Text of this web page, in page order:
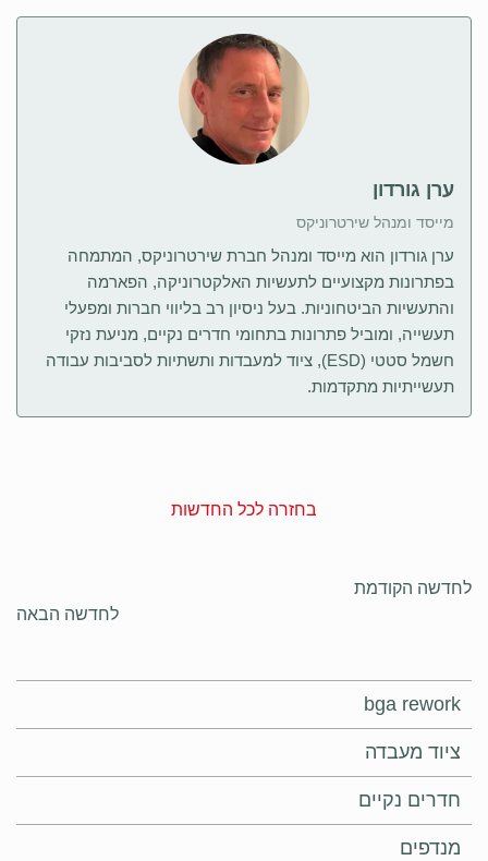
bga rework
ציוד מעבדה
חדרים נקיים
מנדפים
ערן גורדון
מייסד ומנהל שירטרוניקס
ערן גורדון הוא מייסד ומנהל חברת שירטרוניקס, המתמחה
בפתרונות מקצועיים לתעשיות האלקטרוניקה, הפארמה
והתעשיות הביטחוניות. בעל ניסיון רב בליווי חברות ומפעלי
תעשייה, ומוביל פתרונות בתחומי חדרים נקיים, מניעת נזקי
חשמל סטטי (ESD), ציוד למעבדות ותשתיות לסביבות עבודה
תעשייתיות מתקדמות.
בחזרה לכל החדשות
לחדשה הקודמת
לחדשה הבאה